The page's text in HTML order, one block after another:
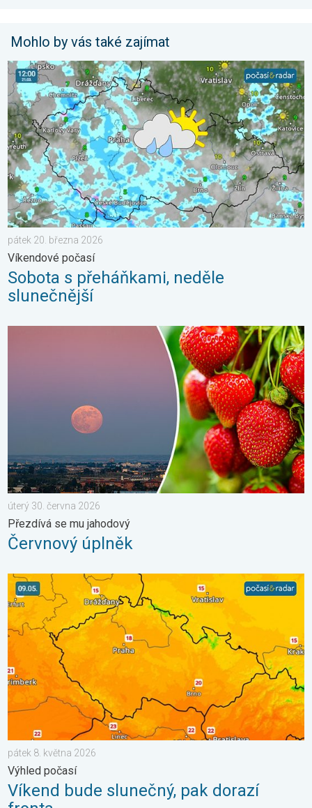
Mohlo by vás také zajímat
Sobota s přeháňkami, neděle slunečnější. Víkendové počasí. .
pátek 20. března 2026
Víkendové počasí
Sobota s přeháňkami, neděle
slunečnější
Červnový úplněk. Přezdívá se mu jahodový. . . úterý 30.
úterý 30. června 2026
Přezdívá se mu jahodový
Červnový úplněk
Víkend bude slunečný, pak dorazí fronta. Výhled počasí. . .
pátek 8. května 2026
Výhled počasí
Víkend bude slunečný, pak dorazí